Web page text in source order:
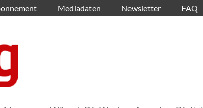
Mediadaten Newsletter FAQ